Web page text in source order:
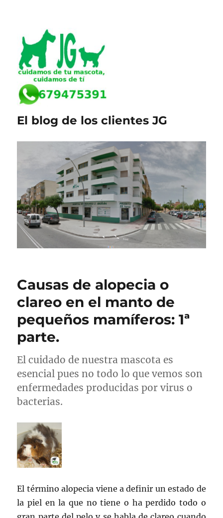
El blog de los clientes JG
Causas de alopecia o
clareo en el manto de
pequeños mamíferos: 1ª
parte.
El cuidado de nuestra mascota es
esencial pues no todo lo que vemos son
enfermedades producidas por virus o
bacterias.
El término alopecia viene a definir un estado de
la piel en la que no tiene o ha perdido todo o